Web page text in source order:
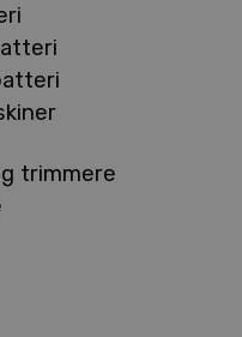
trimmere